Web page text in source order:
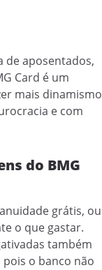
de aposentados,
Card é um
mais dinamismo
e com
do BMG
grátis, ou
o que gastar.
também
o banco não